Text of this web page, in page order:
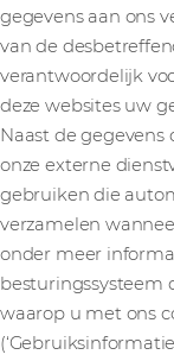
gegevens aan ons
van de
verantwoordelijk
deze websites uw
Naast de gegevens
onze externe
gebruiken die
verzamelen
onder meer
besturingssysteem
waarop u met ons